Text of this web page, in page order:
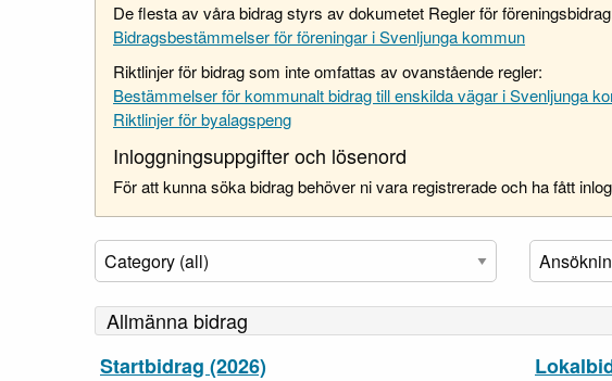
De flesta av våra bidrag styrs av dokumetet Regler för
Bidragsbestämmelser för föreningar i Svenljunga kommun
Riktlinjer för bidrag som inte omfattas av ovanstående regler:
Bestämmelser för kommunalt bidrag till enskilda vägar i Svenljunga
Riktlinjer för byalagspeng
Inloggningsuppgifter och lösenord
För att kunna söka bidrag behöver ni vara registrerade och ha fått
Allmänna bidrag
Startbidrag (2026)